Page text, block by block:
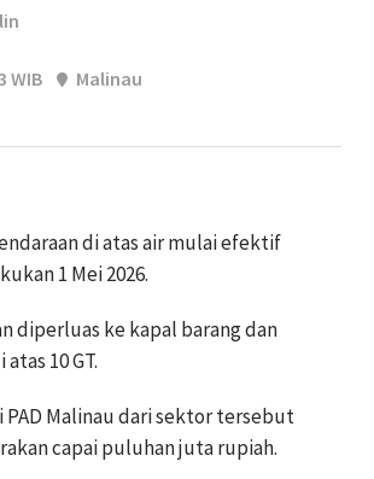
WIB
Malinau
di atas air mulai efektif
1 Mei 2026.
diperluas ke kapal barang dan
10 GT.
PAD Malinau dari sektor tersebut
capai puluhan juta rupiah.